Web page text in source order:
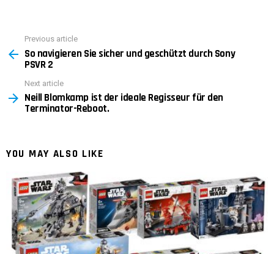
more
Previous article
So navigieren Sie sicher und geschützt durch Sony
PSVR 2
Next article
Neill Blomkamp ist der ideale Regisseur für den
Terminator-Reboot.
YOU MAY ALSO LIKE